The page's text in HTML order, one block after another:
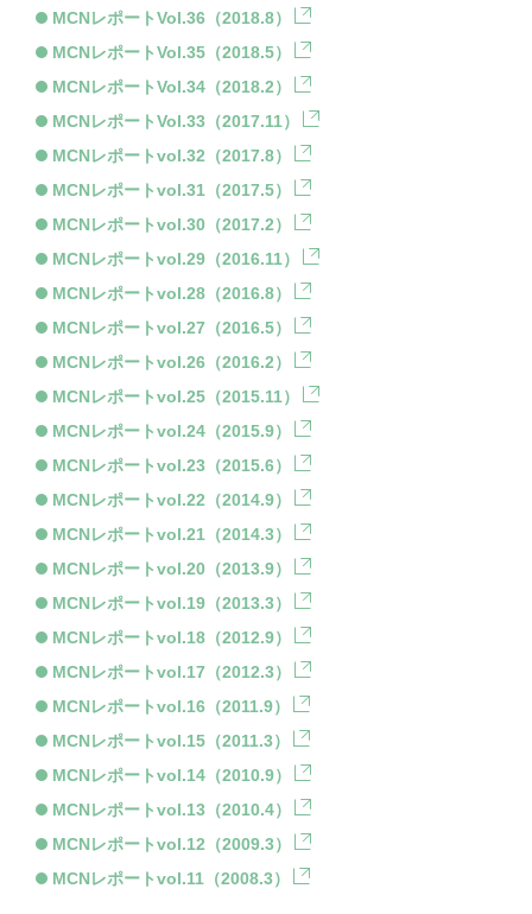
MCNレポートVol.36（2018.8）
MCNレポートVol.35（2018.5）
MCNレポートVol.34（2018.2）
MCNレポートVol.33（2017.11）
MCNレポートvol.32（2017.8）
MCNレポートvol.31（2017.5）
MCNレポートvol.30（2017.2）
MCNレポートvol.29（2016.11）
MCNレポートvol.28（2016.8）
MCNレポートvol.27（2016.5）
MCNレポートvol.26（2016.2）
MCNレポートvol.25（2015.11）
MCNレポートvol.24（2015.9）
MCNレポートvol.23（2015.6）
MCNレポートvol.22（2014.9）
MCNレポートvol.21（2014.3）
MCNレポートvol.20（2013.9）
MCNレポートvol.19（2013.3）
MCNレポートvol.18（2012.9）
MCNレポートvol.17（2012.3）
MCNレポートvol.16（2011.9）
MCNレポートvol.15（2011.3）
MCNレポートvol.14（2010.9）
MCNレポートvol.13（2010.4）
MCNレポートvol.12（2009.3）
MCNレポートvol.11（2008.3）